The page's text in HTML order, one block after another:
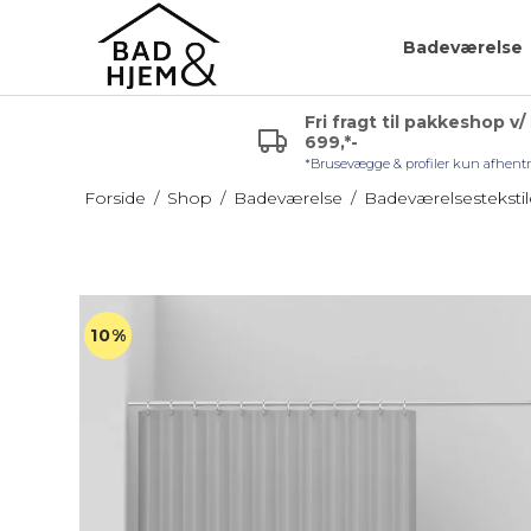
Badeværelse
Glashylde badeværelse
Hjørnehylde
Badeværelsespejle
uden lys
Fri fragt til pakkeshop
699,*-
*Brusevægge & profiler kun
Forside / Shop / Badeværelse /
10%